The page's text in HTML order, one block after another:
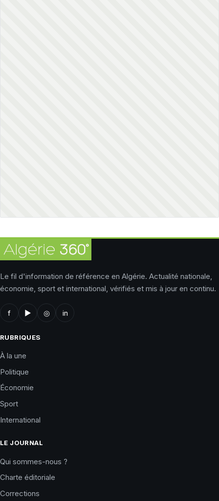
Le fil d'information de référence en Algérie. Actualité nationale,
économie, sport et international, vérifiés et mis à jour en continu.
f ▶ ◎ in
RUBRIQUES
À la une
Politique
Économie
Sport
International
LE JOURNAL
Qui sommes-nous ?
Charte éditoriale
Corrections